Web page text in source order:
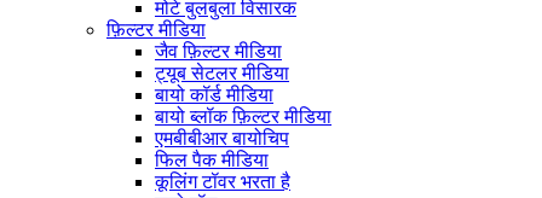
मोटे बुलबुला विसारक
फ़िल्टर मीडिया
जैव फ़िल्टर मीडिया
ट्यूब सेटलर मीडिया
बायो कॉर्ड मीडिया
बायो ब्लॉक फ़िल्टर मीडिया
एमबीबीआर बायोचिप
फिल पैक मीडिया
कूलिंग टॉवर भरता है